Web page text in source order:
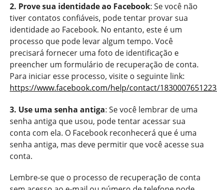
2. Prove sua identidade ao Facebook: Se você não
tiver contatos confiáveis, pode tentar provar sua
identidade ao Facebook. No entanto, este é um
processo que pode levar algum tempo. Você
precisará fornecer uma foto de identificação e
preencher um formulário de recuperação de conta.
Para iniciar esse processo, visite o seguinte link:
https://www.facebook.com/help/contact/
3. Use uma senha antiga: Se você lembrar de uma
senha antiga que usou, pode tentar acessar sua
conta com ela. O Facebook reconhecerá que é uma
senha antiga, mas deve permitir que você acesse sua
conta.
Lembre-se que o processo de recuperação de conta